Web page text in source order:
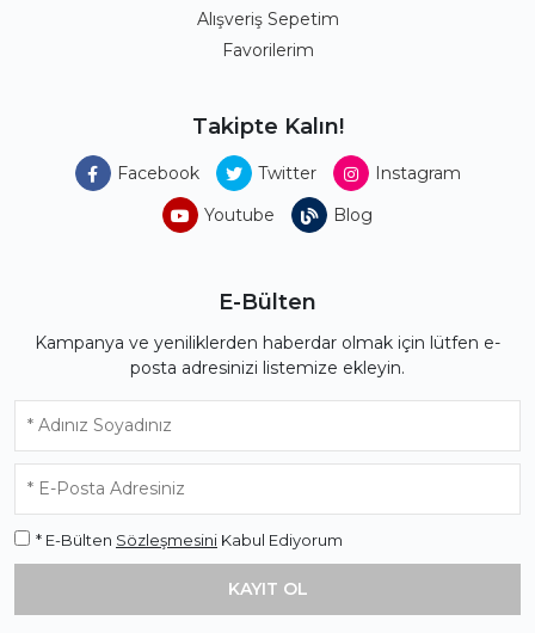
Alışveriş Sepetim
Favorilerim
Takipte Kalın!
Facebook Twitter
Instagram
Youtube
Blog
E-Bülten
Kampanya ve yeniliklerden haberdar olmak için lütfen e-
posta adresinizi listemize ekleyin.
* E-Bülten Sözleşmesini Kabul Ediyorum